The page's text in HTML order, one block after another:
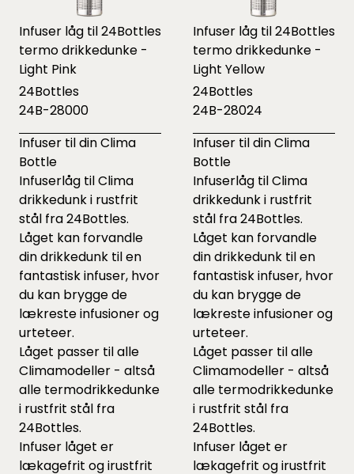
Infuser låg til 24Bottles
termo drikkedunke -
Light Pink
24Bottles
24B-28000
Infuser til din Clima
Bottle
Infuserlåg til Clima
drikkedunk i rustfrit
stål fra 24Bottles.
Låget kan forvandle
din drikkedunk til en
fantastisk infuser, hvor
du kan brygge de
lækreste infusioner og
urteteer.
Låget passer til alle
Climamodeller - altså
alle termodrikkedunke
i rustfrit stål fra
24Bottles.
Infuser låget er
lækagefrit og irustfrit
Infuser låg til 24Bottles
termo drikkedunke -
Light Yellow
24Bottles
24B-28024
Infuser til din Clima
Bottle
Infuserlåg til Clima
drikkedunk i rustfrit
stål fra 24Bottles.
Låget kan forvandle
din drikkedunk til en
fantastisk infuser, hvor
du kan brygge de
lækreste infusioner og
urteteer.
Låget passer til alle
Climamodeller - altså
alle termodrikkedunke
i rustfrit stål fra
24Bottles.
Infuser låget er
lækagefrit og irustfrit